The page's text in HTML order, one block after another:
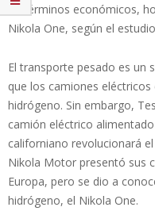
En términos económicos,
Nikola One, según el
El transporte pesado es un
que los camiones
hidrógeno. Sin embargo,
camión eléctrico
californiano revolucionará
Nikola Motor presentó sus
Europa, pero se dio a
hidrógeno, el Nikola One.